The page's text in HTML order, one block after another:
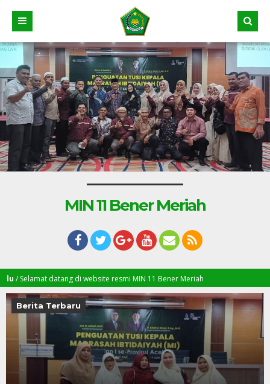
MIN 11 Bener Meriah
datang di website resmi MIN 11 Bener Meriah
Berita Terbaru